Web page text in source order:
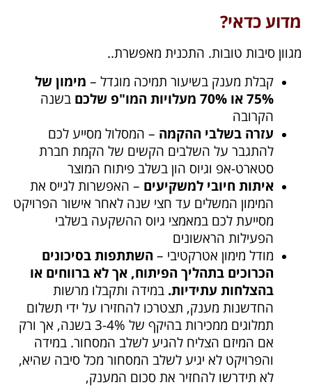
מדוע כדאי?
מגוון סיבות טובות. התכנית מאפשרת..
קבלת מענק בשיעור תמיכה מוגדל – מימון של
75% או 70% מעלויות המו"פ שלכם
בשנה
הקרובה
עזרה בשלבי ההקמה – המסלול מסייע לכם
להתגבר על השלבים הקשים של הקמת חברת
סטארט-אפ וגיוס הון בשלב פיתוח המוצר
איתות חיובי למשקיעים – האפשרות לגייס את
המימון המשלים עד חצי שנה לאחר אישור הפרויקט
מסייעת לכם במאמצי גיוס ההשקעה בשלבי
הפעילות הראשונים
מודל מימון אטרקטיבי – השתתפות בסיכונים
הכרוכים בתהליך הפיתוח, אך לא ברווחים או
בהצלחות עתידיות. במידה ותקבלו מרשות
החדשנות מענק, תצטרכו להחזירו על ידי תשלום
תמלוגים ממכירות בהיקף של 3-4% בשנה, אך ורק
אם המיזם הצליח להגיע לשלב המסחור. במידה
והפרויקט לא יגיע לשלב המסחור מכל סיבה שהיא,
לא תידרשו להחזיר את סכום המענק,